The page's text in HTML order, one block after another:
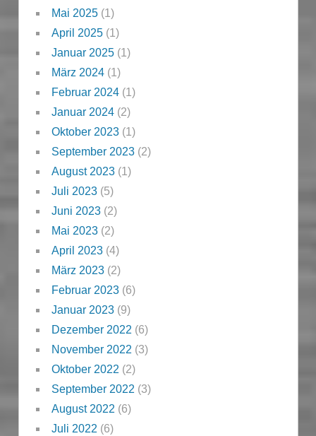
Mai 2025(1)
April 2025(1)
Januar 2025(1)
März 2024(1)
Februar 2024(1)
Januar 2024(2)
Oktober 2023(1)
September 2023(2)
August 2023(1)
Juli 2023(5)
Juni 2023(2)
Mai 2023(2)
April 2023(4)
März 2023(2)
Februar 2023(6)
Januar 2023(9)
Dezember 2022 (6)
November 2022 (3)
Oktober 2022 (2)
September 2022 (3)
August 2022 (6)
Juli 2022 (6)